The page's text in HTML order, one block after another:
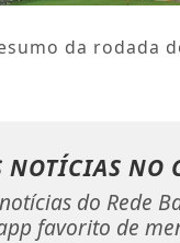
da rodada
NOTÍCIAS NO
do Rede
favorito de